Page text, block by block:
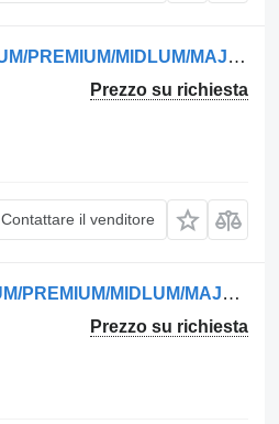
Sospensione pneumatica 11247 per camion Renault AE/MAGNUM/PREMIUM/MIDLUM/MAJOR/MIDDLE/KERAX
Prezzo su richiesta
Contattare il venditore
Ammortizzatore CB0135,T9C15 per camion Renault AE/MAGNUM/PREMIUM/MIDLUM/MAJOR/MIDDLE/KERAX
Prezzo su richiesta